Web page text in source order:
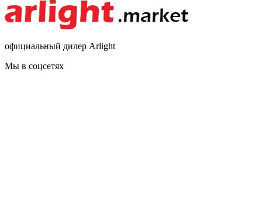
официальный дилер Arlight
Мы в соцсетях